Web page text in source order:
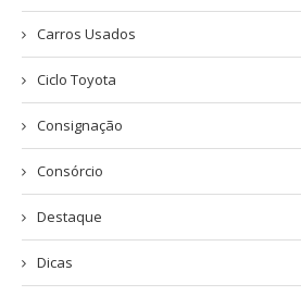
Carros Usados
Ciclo Toyota
Consignação
Consórcio
Destaque
Dicas